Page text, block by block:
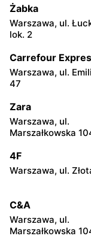
moje sklepy
Jadachy, ul.
Kazimierza Wielka,
Kolejowa 15
Górki, ul. Górki 71
Iwierzyce, ul.
152A
Hyżne, ul. Hyżne
moje sklepy
Żabka
Warszawa, ul.
lok. 2
Carrefour
Warszawa, ul.
47
Zara
Warszawa, ul.
Marszałkowska
4F
Warszawa, ul.
C&A
Warszawa, ul.
Marszałkowska